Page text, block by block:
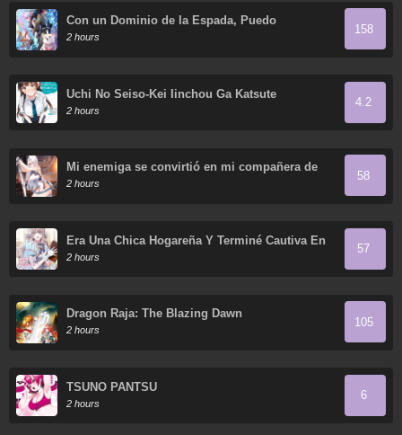
Con un Dominio de la Espada, Puedo
Convertirme en el Santo de la Espada
2 hours
158
Uchi No Seiso-Kei Iinchou Ga Katsute
Chuunibyou Idol Datta Koto Wo Ore Dake Ga
Shitteiru
2 hours
4.2
Mi enemiga se convirtió en mi compañera de
cultivo
2 hours
58
Era Una Chica Hogareña Y Terminé Cautiva En
Un Mundo Cruel.
2 hours
57
Dragon Raja: The Blazing Dawn
2 hours
105
TSUNO PANTSU
2 hours
6